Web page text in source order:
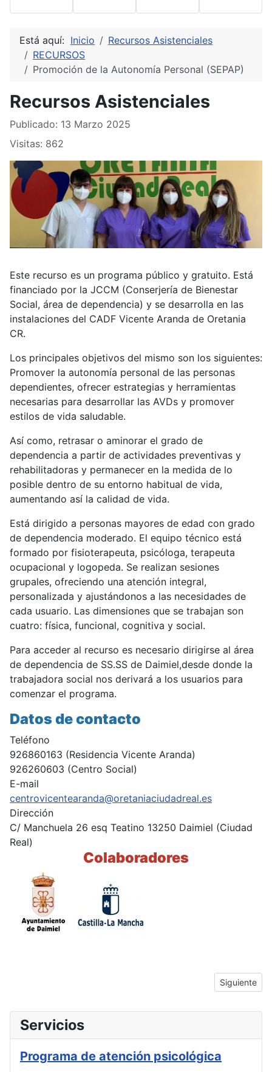
Está aquí: Inicio
Recursos Asistenciales
RECURSOS
Promoción de la Autonomía Personal (SEPAP)
Recursos Asistenciales
Detalles
Publicado: 13 Marzo 2025
Visitas: 862
Este recurso es un programa público y gratuito. Está
financiado por la JCCM (Conserjería de Bienestar
Social, área de dependencia) y se desarrolla en las
instalaciones del CADF Vicente Aranda de Oretania
CR.
Los principales objetivos del mismo son los siguientes:
Promover la autonomía personal de las personas
dependientes, ofrecer estrategias y herramientas
necesarias para desarrollar las AVDs y promover
estilos de vida saludable.
Así como, retrasar o aminorar el grado de
dependencia a partir de actividades preventivas y
rehabilitadoras y permanecer en la medida de lo
posible dentro de su entorno habitual de vida,
aumentando así la calidad de vida.
Está dirigido a personas mayores de edad con grado
de dependencia moderado. El equipo técnico está
formado por fisioterapeuta, psicóloga, terapeuta
ocupacional y logopeda. Se realizan sesiones
grupales, ofreciendo una atención integral,
personalizada y ajustándonos a las necesidades de
cada usuario. Las dimensiones que se trabajan son
cuatro: física, funcional, cognitiva y social.
Para acceder al recurso es necesario dirigirse al área
de dependencia de SS.SS de Daimiel,desde donde la
trabajadora social nos derivará a los usuarios para
comenzar el programa.
Datos de contacto
Teléfono
926860163 (Residencia Vicente Aranda)
926260603 (Centro Social)
E-mail
centrovicentearanda@oretaniaciudadreal.es
Dirección
C/ Manchuela 26 esq Teatino 13250 Daimiel (Ciudad
Real)
Colaboradores
Artículo
Siguiente
Servicios
Programa de atención psicológica